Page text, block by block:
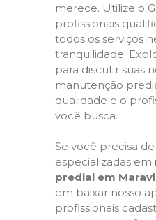
merece. Utilize o
profissionais
todos os serviços
tranquilidade.
para discutir suas
manutenção
qualidade e o
você busca.
Se você precisa
especializadas em
predial em
em baixar nosso
profissionais